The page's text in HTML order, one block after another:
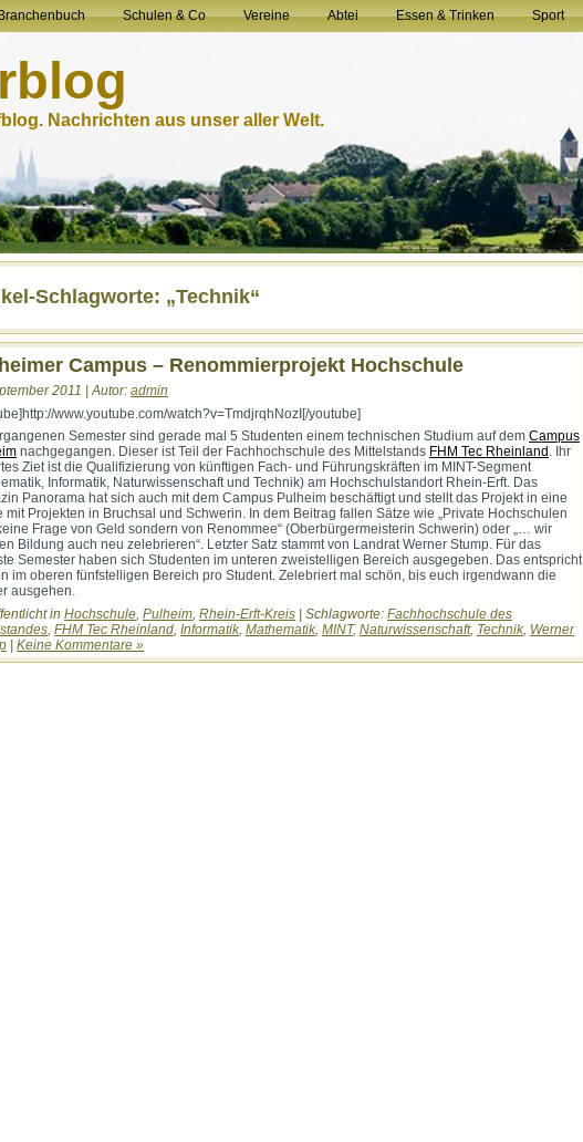
Schulen & Co Vereine Abtei Essen & Trinken Sport
Nachrichten aus unser aller Welt.
Schlagworte: „Technik“
Campus – Renommierprojekt Hochschule
2011 | Autor: admin
www.youtube.com/watch?v=TmdjrqhNozI[/youtube]
Semester sind gerade mal 5 Studenten einem technischen Studium auf dem Campus
nachgegangen. Dieser ist Teil der Fachhochschule des Mittelstands FHM Tec Rheinland . Ihr
Ziet ist die Qualifizierung von künftigen Fach- und Führungskräften im MINT-Segment
Informatik, Naturwissenschaft und Technik) am Hochschulstandort Rhein-Erft. Das
Panorama hat sich auch mit dem Campus Pulheim beschäftigt und stellt das Projekt in eine
mit Projekten in Bruchsal und Schwerin. In dem Beitrag fallen Sätze wie „Private Hochschulen
Frage von Geld sondern von Renommee“ (Oberbürgermeisterin Schwerin) oder „… wir
Bildung auch neu zelebrieren“. Letzter Satz stammt von Landrat Werner Stump. Für das
Semester haben sich Studenten im unteren zweistelligen Bereich ausgegeben. Das entspricht
im oberen fünfstelligen Bereich pro Student. Zelebriert mal schön, bis euch irgendwann die
ausgehen.
in Hochschule, Pulheim, Rhein-Erft-Kreis | Schlagworte: Fachhochschule des
, FHM Tec Rheinland, Informatik, Mathematik, MINT, Naturwissenschaft, Technik, Werner
Keine Kommentare »